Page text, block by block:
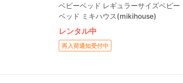
ベビーベッド レギュラーサイズベビー
ベッド ミキハウス(mikihouse)
レンタル中
再入荷通知受付中